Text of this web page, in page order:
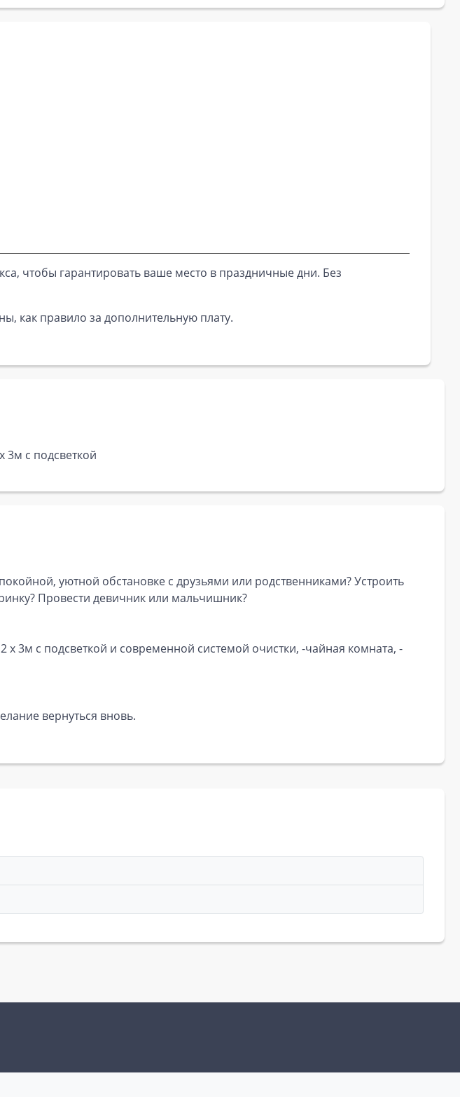
чтобы гарантировать ваше место в праздничные дни. Без
как правило за дополнительную плату.
3м с подсветкой
уютной обстановке с друзьями или родственниками? Устроить
Провести девичник или мальчишник?
х 3м с подсветкой и современной системой очистки, -чайная комната, -
вернуться вновь.